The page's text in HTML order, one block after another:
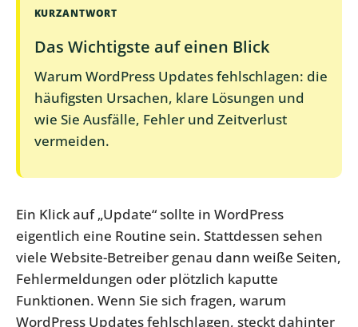
KURZANTWORT
Das Wichtigste auf einen Blick
Warum WordPress Updates fehlschlagen: die
häufigsten Ursachen, klare Lösungen und
wie Sie Ausfälle, Fehler und Zeitverlust
vermeiden.
Ein Klick auf „Update“ sollte in WordPress
eigentlich eine Routine sein. Stattdessen sehen
viele Website-Betreiber genau dann weiße Seiten,
Fehlermeldungen oder plötzlich kaputte
Funktionen. Wenn Sie sich fragen, warum
WordPress Updates fehlschlagen, steckt dahinter